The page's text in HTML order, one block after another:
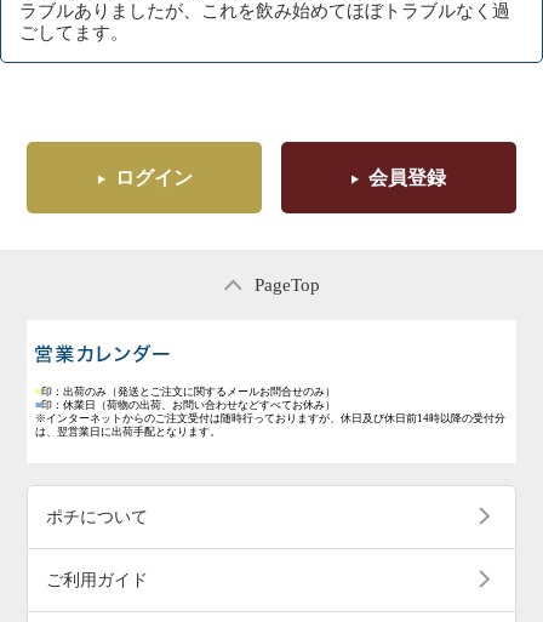
ラブルありましたが、これを飲み始めてほぼトラブルなく過
ごしてます。
ログイン 会員登録
PageTop
■印：出荷のみ （発送とご注文に関するメールお問合せのみ）
■印：休業日
（荷物の出荷、お問い合わせなどすべてお休み）
※インターネットからのご注文受付は随時行っておりますが、休日及び休日前14時以降の受付分
は、翌営業日に出荷手配となります。
ポチについて
ご利用ガイド